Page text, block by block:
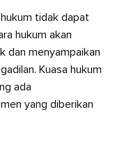
tidak dapat
hukum akan
dan menyampaikan
Kuasa hukum
ada
yang diberikan